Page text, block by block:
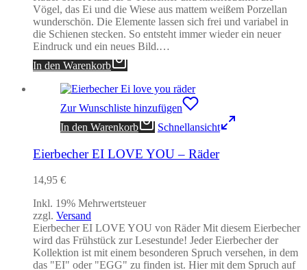
Vögel, das Ei und die Wiese aus mattem weißem Porzellan
wunderschön. Die Elemente lassen sich frei und variabel in
die Schienen stecken. So entsteht immer wieder ein neuer
Eindruck und ein neues Bild.…
In den Warenkorb
Zur Wunschliste hinzufügen
In den Warenkorb
Schnellansicht
Eierbecher EI LOVE YOU – Räder
14,95 €
Inkl. 19% Mehrwertsteuer
zzgl. Versand
Eierbecher EI LOVE YOU von Räder Mit diesem Eierbecher
wird das Frühstück zur Lesestunde! Jeder Eierbecher der
Kollektion ist mit einem besonderen Spruch versehen, in dem
das "EI" oder "EGG" zu finden ist. Hier mit dem Spruch auf